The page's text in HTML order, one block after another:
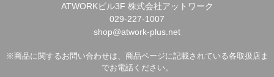
ATWORKビル3F 株式会社アットワーク
029-227-1007
shop@atwork-plus.net
※商品に関するお問い合わせは、商品ページに記載されている各取扱店ま
でお電話ください。